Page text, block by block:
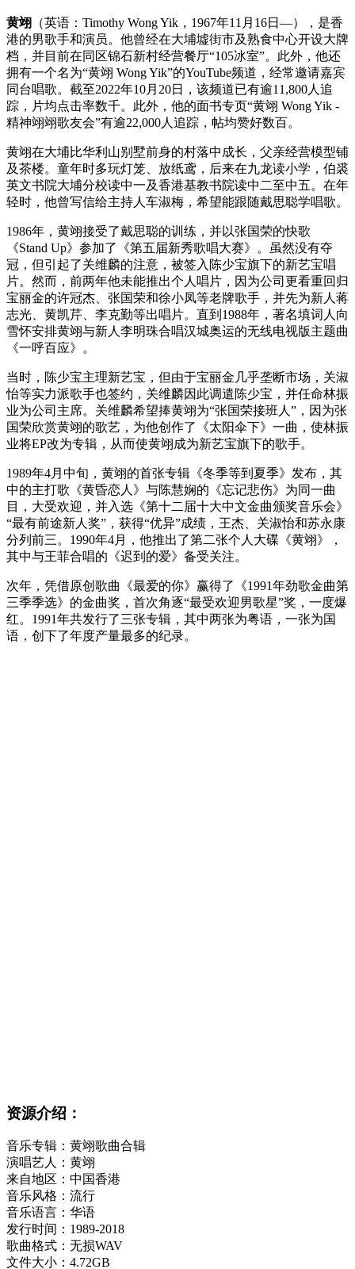
黄翊
（英语：Timothy Wong Yik，1967年11月16日—），是香
港的男歌手和演员。他曾经在大埔墟街市及熟食中心开设大牌
档，并目前在同区锦石新村经营餐厅“105冰室”。此外，他还
拥有一个名为“黄翊 Wong Yik”的YouTube频道，经常邀请嘉宾
同台唱歌。截至2022年10月20日，该频道已有逾11,800人追
踪，片均点击率数千。此外，他的面书专页“黄翊 Wong Yik -
精神翊翊歌友会”有逾22,000人追踪，帖均赞好数百。
黄翊在大埔比华利山别墅前身的村落中成长，父亲经营模型铺
及茶楼。童年时多玩灯笼、放纸鸢，后来在九龙读小学，伯裘
英文书院大埔分校读中一及香港基教书院读中二至中五。在年
轻时，他曾写信给主持人车淑梅，希望能跟随戴思聪学唱歌。
1986年，黄翊接受了戴思聪的训练，并以张国荣的快歌
《Stand Up》参加了《第五届新秀歌唱大赛》。虽然没有夺
冠，但引起了关维麟的注意，被签入陈少宝旗下的新艺宝唱
片。然而，前两年他未能推出个人唱片，因为公司更看重回归
宝丽金的许冠杰、张国荣和徐小凤等老牌歌手，并先为新人蒋
志光、黄凯芹、李克勤等出唱片。直到1988年，著名填词人向
雪怀安排黄翊与新人李明珠合唱汉城奥运的无线电视版主题曲
《一呼百应》。
当时，陈少宝主理新艺宝，但由于宝丽金几乎垄断市场，关淑
怡等实力派歌手也签约，关维麟因此调遣陈少宝，并任命林振
业为公司主席。关维麟希望捧黄翊为“张国荣接班人”，因为张
国荣欣赏黄翊的歌艺，为他创作了《太阳伞下》一曲，使林振
业将EP改为专辑，从而使黄翊成为新艺宝旗下的歌手。
1989年4月中旬，黄翊的首张专辑《冬季等到夏季》发布，其
中的主打歌《黄昏恋人》与陈慧娴的《忘记悲伤》为同一曲
目，大受欢迎，并入选《第十二届十大中文金曲颁奖音乐会》
“最有前途新人奖”，获得“优异”成绩，王杰、关淑怡和苏永康
分列前三。1990年4月，他推出了第二张个人大碟《黄翊》，
其中与王菲合唱的《迟到的爱》备受关注。
次年，凭借原创歌曲《最爱的你》赢得了《1991年劲歌金曲第
三季季选》的金曲奖，首次角逐“最受欢迎男歌星”奖，一度爆
红。1991年共发行了三张专辑，其中两张为粤语，一张为国
语，创下了年度产量最多的纪录。
资源介绍：
音乐专辑：黄翊歌曲合辑
演唱艺人：黄翊
来自地区：中国香港
音乐风格：流行
音乐语言：华语
发行时间：1989-2018
歌曲格式：无损WAV
文件大小：4.72GB